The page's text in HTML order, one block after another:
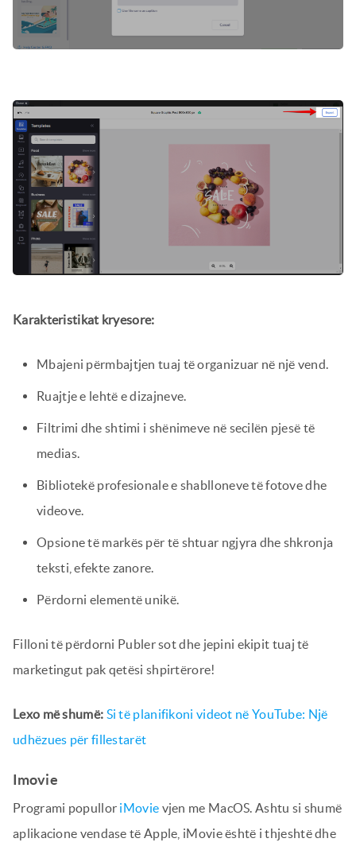
Karakteristikat kryesore:
Mbajeni përmbajtjen tuaj të organizuar në një vend.
Ruajtje e lehtë e dizajneve.
Filtrimi dhe shtimi i shënimeve në secilën pjesë të
medias.
Bibliotekë profesionale e shablloneve të fotove dhe
videove.
Opsione të markës për të shtuar ngjyra dhe shkronja
teksti, efekte zanore.
Përdorni elementë unikë.
Filloni të përdorni Publer sot dhe jepini ekipit tuaj të
marketingut pak qetësi shpirtërore!
Lexo më shumë: Si të planifikoni videot në YouTube: Një
udhëzues për fillestarët
Imovie
Programi popullor iMovie vjen me MacOS. Ashtu si shumë
aplikacione vendase të Apple, iMovie është i thjeshtë dhe